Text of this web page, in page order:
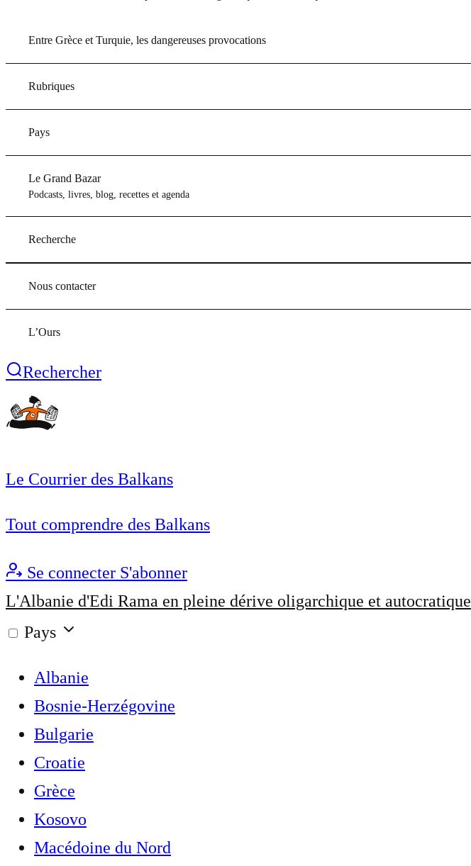
Entre Grèce et Turquie, les dangereuses provocations
Rubriques
Pays
Le Grand Bazar
Podcasts, livres, blog, recettes et agenda
Recherche
Nous contacter
L’Ours
Rechercher
Le Courrier des Balkans
Tout comprendre des Balkans
Se connecter S'abonner
L'Albanie d'Edi Rama en pleine dérive oligarchique et autocratique
Pays
Albanie
Bosnie-Herzégovine
Bulgarie
Croatie
Grèce
Kosovo
Macédoine du Nord